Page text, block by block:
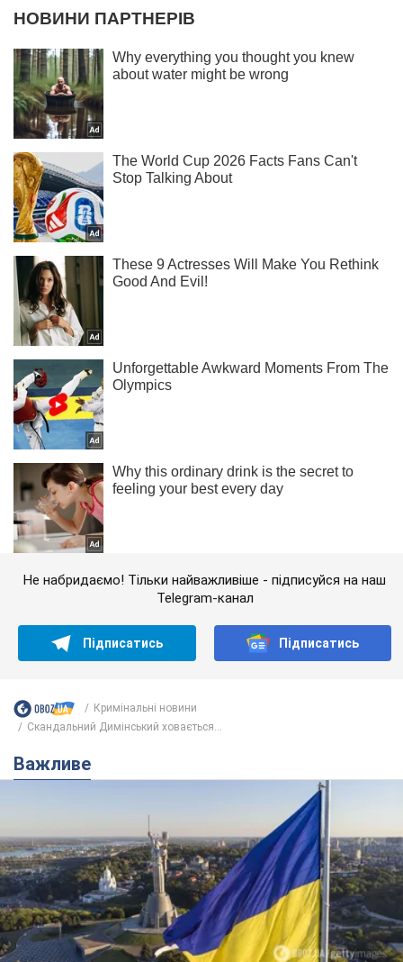
Не набридаємо! Тільки найважливіше - підписуйся на наш
Telegram-канал
Підписатись Підписатись
Кримінальні новини
Скандальний Димінський ховається...
Важливе